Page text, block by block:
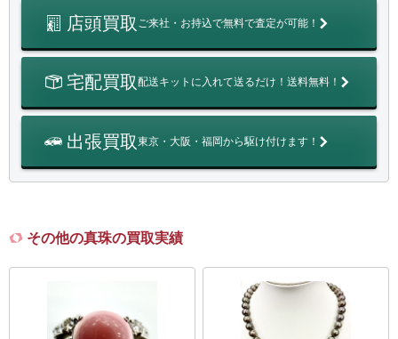
店頭買取 ご来社・お持込で無料で査定が可能！
宅配買取配送キットに入れて送るだけ！送料無料！
出張買取東京・大阪・福岡から駆け付けます！
その他の真珠の買取実績